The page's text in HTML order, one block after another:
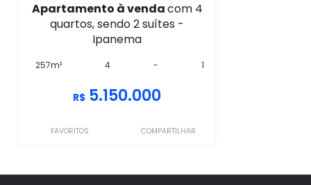
Apartamento à vendacom 4
quartos, sendo 2 suítes -
Ipanema
257m² 4 - 1
R$ 5.150.000
FAVORITOS COMPARTILHAR